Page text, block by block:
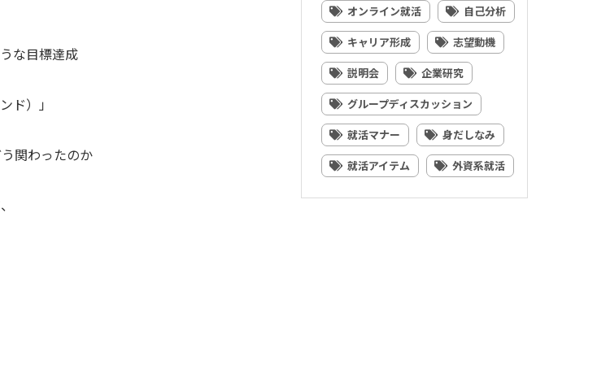
な目標達成
ド）」
関わったのか
オンライン就活
自己分析
キャリア形成
志望動機
説明会
企業研究
グループディスカッション
就活マナー
身だしなみ
就活アイテム
外資系就活